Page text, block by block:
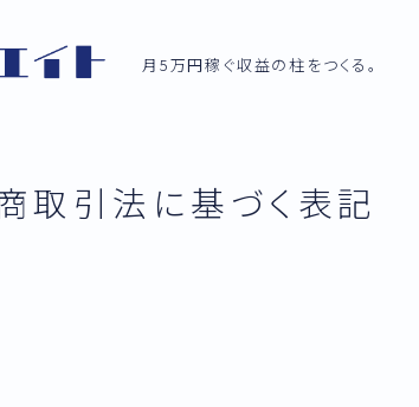
月5万円稼ぐ収益の柱をつくる。
取引法に基づく表記